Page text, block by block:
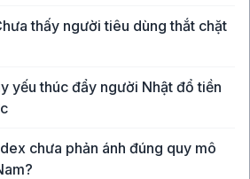
thấy người tiêu dùng thắt chặt
yếu thúc đẩy người Nhật đổ tiền
chưa phản ánh đúng quy mô